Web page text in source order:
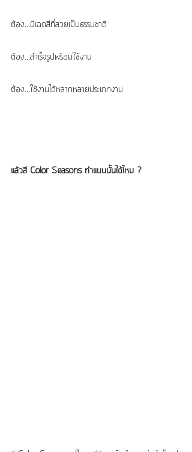
ต้อง...มีเฉดสีที่สวยเป็นธรรมชาติ
ต้อง...สำเร็จรูปพร้อมใช้งาน
ต้อง...ใช้งานได้หลากหลายประเภทงาน
แล้วสี Color Seasons ทำแบบนั้นได้ไหม ?